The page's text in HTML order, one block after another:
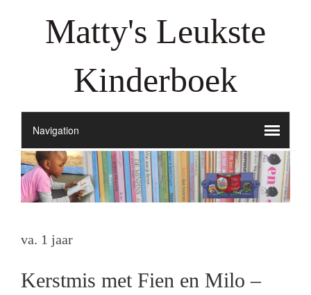
Matty's Leukste
Kinderboek
va. 1 jaar
Kerstmis met Fien en Milo –